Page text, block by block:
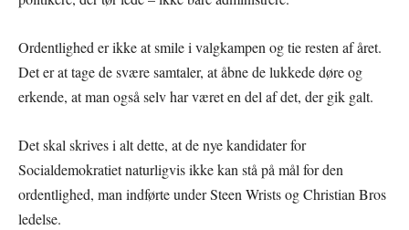
Ordentlighed er ikke at smile i valgkampen og tie resten af året.
Det er at tage de svære samtaler, at åbne de lukkede døre og
erkende, at man også selv har været en del af det, der gik galt.
Det skal skrives i alt dette, at de nye kandidater for
Socialdemokratiet naturligvis ikke kan stå på mål for den
ordentlighed, man indførte under Steen Wrists og Christian Bros
ledelse.